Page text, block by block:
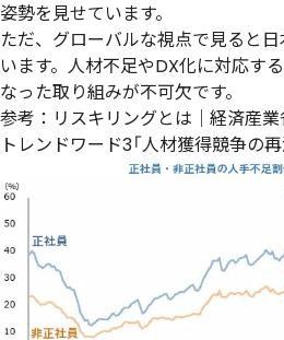
姿勢を見せています。
ただ、グローバルな視点で見ると
います。人材不足やDX化に対応す
なった取り組みが不可欠です。
参考： リスキリングとは｜経済産
トレンドワード3「人材獲得競争の再